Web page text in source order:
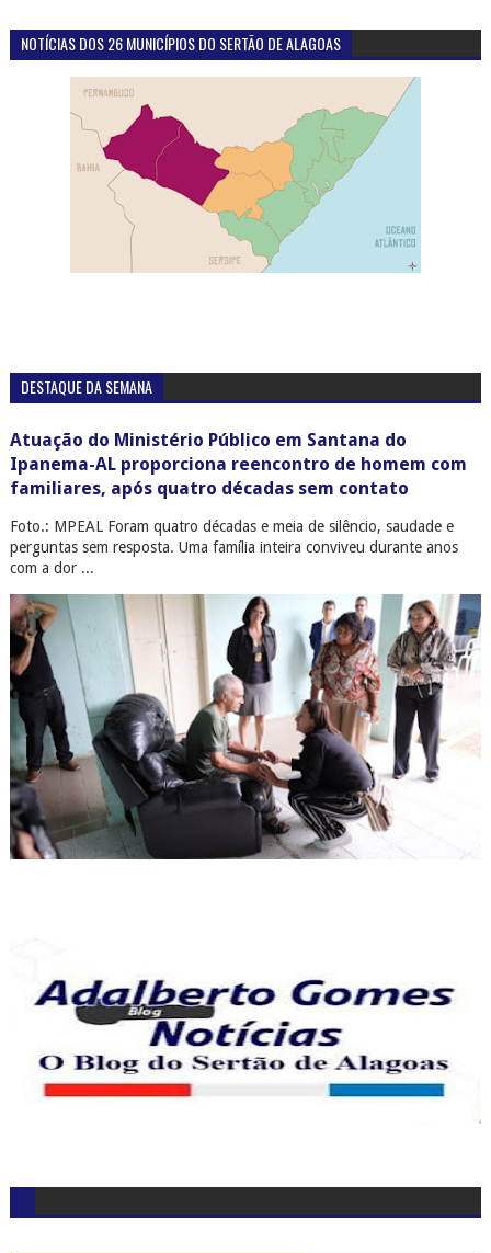
NOTÍCIAS DOS 26 MUNICÍPIOS DO SERTÃO DE ALAGOAS
DESTAQUE DA SEMANA
Atuação do Ministério Público em Santana do
Ipanema-AL proporciona reencontro de homem com
familiares, após quatro décadas sem contato
Foto.: MPEAL Foram quatro décadas e meia de silêncio, saudade e
perguntas sem resposta. Uma família inteira conviveu durante anos
com a dor ...